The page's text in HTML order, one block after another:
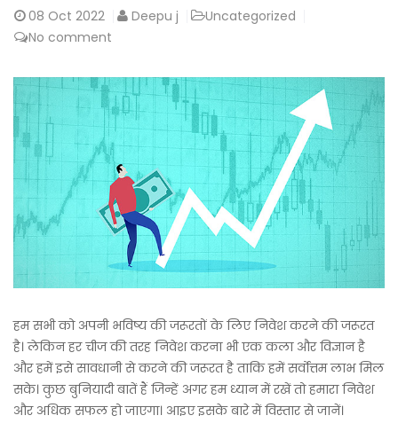
08 Oct 2022 Deepu j
Uncategorized
No comment
हम सभी को अपनी भविष्य की जरूरतों के लिए निवेश करने की जरूरत
है। लेकिन हर चीज की तरह निवेश करना भी एक कला और विज्ञान है
और हमें इसे सावधानी से करने की जरूरत है ताकि हमें सर्वोत्तम लाभ मिल
सके। कुछ बुनियादी बातें हैं जिन्हें अगर हम ध्यान में रखें तो हमारा निवेश
और अधिक सफल हो जाएगा। आइए इसके बारे में विस्तार से जानें।